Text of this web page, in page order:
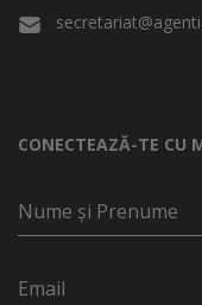
CONECTEAZĂ-TE CU